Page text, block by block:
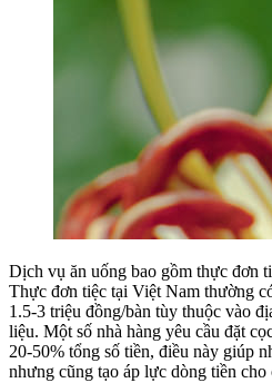
Dịch vụ ăn uống bao gồm thực đơn
Thực đơn tiệc tại Việt Nam thường
1.5-3 triệu đồng/bàn tùy thuộc vào
liệu. Một số nhà hàng yêu cầu đặt
20-50% tổng số tiền, điều này giúp
nhưng cũng tạo áp lực dòng tiền cho